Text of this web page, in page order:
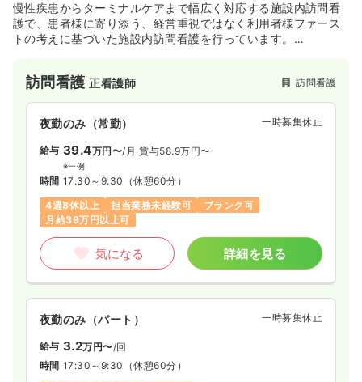
慢性疾患からターミナルケアまで幅広く対応する施設内訪問看
護で、患者様に寄り添う、経営重視ではなく利用者様ファース
トの考えに基づいた施設内訪問看護を行っています。
訪問看護正看護師 訪問看護
夜勤のみ（常勤） 一時募集休止
給与 39.4万円〜/月 賞与58.9万円〜
※一例
時間 17:30～9:30 （休憩60分）
4週8休以上
担当業務未経験可
ブランク可
月給39万円以上可
気になる 詳細を見る
夜勤のみ（パート） 一時募集休止
給与 3.2万円〜/回
時間 17:30～9:30 （休憩60分）